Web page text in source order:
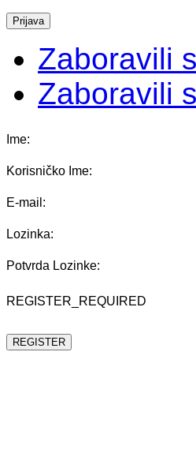
Zaboravili
Zaboravili
Ime:
Korisničko Ime:
E-mail:
Lozinka:
Potvrda Lozinke:
REGISTER_REQUIRED
REGISTER